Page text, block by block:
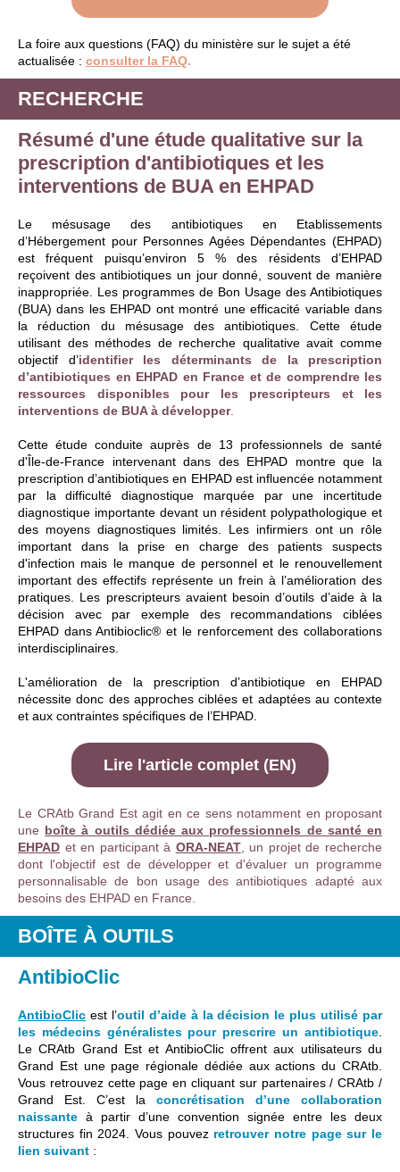
La foire aux questions (FAQ) du ministère sur le sujet a été
actualisée : consulter la FAQ.
RECHERCHE
Résumé d'une étude qualitative sur la
prescription d'antibiotiques et les
interventions de BUA en EHPAD
Le mésusage des antibiotiques en Etablissements
d’Hébergement pour Personnes Agées Dépendantes (EHPAD)
est fréquent puisqu’environ 5 % des résidents d’EHPAD
reçoivent des antibiotiques un jour donné, souvent de manière
inappropriée. Les programmes de Bon Usage des Antibiotiques
(BUA) dans les EHPAD ont montré une efficacité variable dans
la réduction du mésusage des antibiotiques. Cette étude
utilisant des méthodes de recherche qualitative avait comme
objectif d’identifier les déterminants de la prescription
d’antibiotiques en EHPAD en France et de comprendre les
ressources disponibles pour les prescripteurs et les
interventions de BUA à développer.
Cette étude conduite auprès de 13 professionnels de santé
d'Île-de-France intervenant dans des EHPAD montre que la
prescription d’antibiotiques en EHPAD est influencée notamment
par la difficulté diagnostique marquée par une incertitude
diagnostique importante devant un résident polypathologique et
des moyens diagnostiques limités. Les infirmiers ont un rôle
important dans la prise en charge des patients suspects
d'infection mais le manque de personnel et le renouvellement
important des effectifs représente un frein à l’amélioration des
pratiques. Les prescripteurs avaient besoin d’outils d’aide à la
décision avec par exemple des recommandations ciblées
EHPAD dans Antibioclic® et le renforcement des collaborations
interdisciplinaires.
L'amélioration de la prescription d’antibiotique en EHPAD
nécessite donc des approches ciblées et adaptées au contexte
et aux contraintes spécifiques de l’EHPAD.
Lire l'article complet (EN)
Le CRAtb Grand Est agit en ce sens notamment en proposant
une boîte à outils dédiée aux professionnels de santé en
EHPAD et en participant à ORA-NEAT, un projet de recherche
dont l'objectif est de développer et d'évaluer un programme
personnalisable de bon usage des antibiotiques adapté aux
besoins des EHPAD en France.
BOÎTE À OUTILS
AntibioClic
AntibioClic est l’outil d’aide à la décision le plus utilisé par
les médecins généralistes pour prescrire un antibiotique
Le CRAtb Grand Est et AntibioClic offrent aux utilisateurs du
Grand Est une page régionale dédiée aux actions du CRAtb.
Vous retrouvez cette page en cliquant sur partenaires / CRAtb /
Grand Est. C’est la concrétisation d’une collaboration
naissante à partir d’une convention signée entre les deux
structures fin 2024. Vous pouvez retrouver notre page sur le
lien suivant :